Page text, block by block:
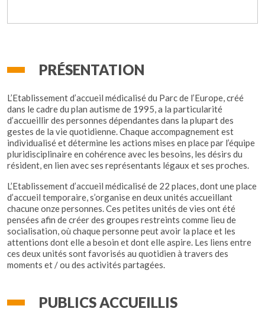
PRÉSENTATION
L’Etablissement d’accueil médicalisé du Parc de l’Europe, créé
dans le cadre du plan autisme de 1995, a la particularité
d’accueillir des personnes dépendantes dans la plupart des
gestes de la vie quotidienne. Chaque accompagnement est
individualisé et détermine les actions mises en place par l’équipe
pluridisciplinaire en cohérence avec les besoins, les désirs du
résident, en lien avec ses représentants légaux et ses proches.
L’Etablissement d’accueil médicalisé de 22 places, dont une place
d’accueil temporaire, s’organise en deux unités accueillant
chacune onze personnes. Ces petites unités de vies ont été
pensées afin de créer des groupes restreints comme lieu de
socialisation, où chaque personne peut avoir la place et les
attentions dont elle a besoin et dont elle aspire. Les liens entre
ces deux unités sont favorisés au quotidien à travers des
moments et / ou des activités partagées.
PUBLICS ACCUEILLIS